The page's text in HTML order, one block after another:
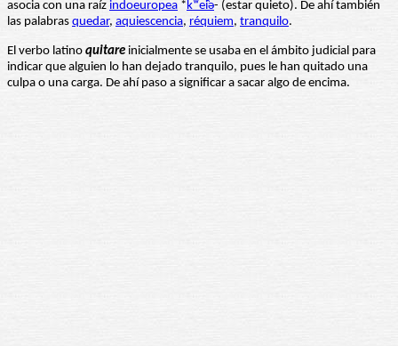
asocia con una raíz indoeuropea *kʷei̯ǝ- (estar quieto). De ahí también
las palabras quedar, aquiescencia, réquiem, tranquilo.
El verbo latino quitare inicialmente se usaba en el ámbito judicial para
indicar que alguien lo han dejado tranquilo, pues le han quitado una
culpa o una carga. De ahí paso a significar a sacar algo de encima.